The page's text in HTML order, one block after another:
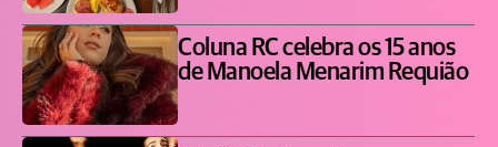
Coluna RC celebra os 15 anos
de Manoela Menarim Requião